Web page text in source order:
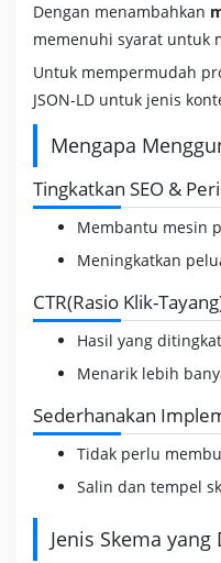
Dengan menambahkan
memenuhi syarat untuk
Untuk mempermudah
JSON-LD untuk jenis
Mengapa
Tingkatkan SEO &
Membantu mesin
Meningkatkan
CTR(Rasio Klik-
Hasil yang
Menarik lebih
Sederhanakan
Tidak perlu
Salin dan tempel
Jenis Skema